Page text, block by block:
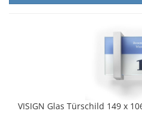
VI­SIGN Glas Tür­schild 149 x